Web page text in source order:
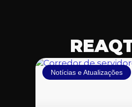
Notícias e Atualizações